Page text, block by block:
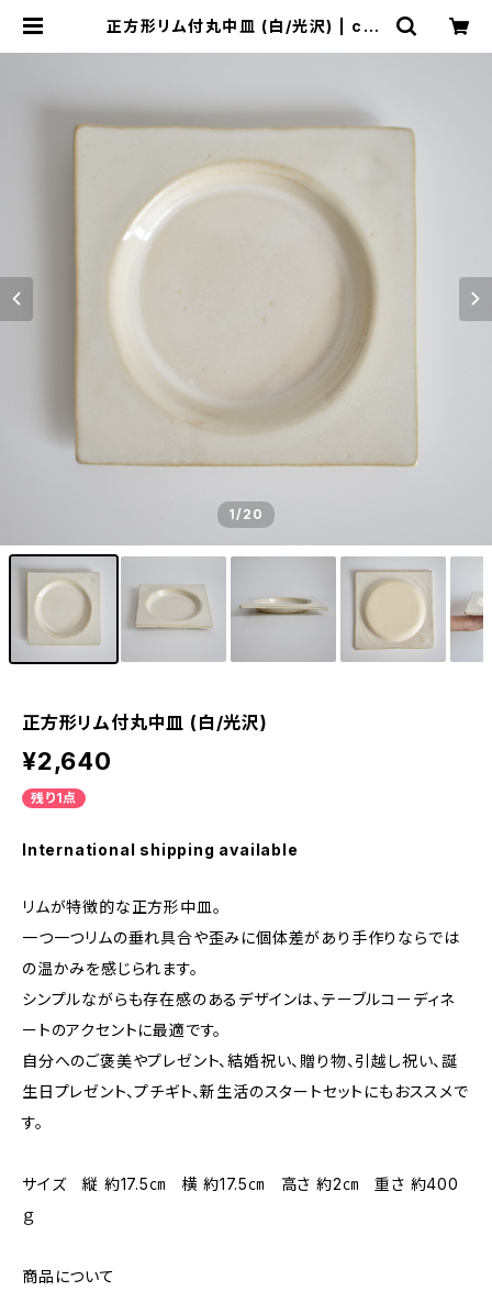
正方形リム付丸中皿 (白/光沢) | che
1/20
正方形リム付丸中皿 (白/光沢)
¥2,640
残り1点
International shipping available
リムが特徴的な正方形中皿。
一つ一つリムの垂れ具合や歪みに個体差があり手作りならでは
の温かみを感じられます。
シンプルながらも存在感のあるデザインは、テーブルコーディネ
ートのアクセントに最適です。
自分へのご褒美やプレゼント、結婚祝い、贈り物、引越し祝い、誕
生日プレゼント、プチギト、新生活のスタートセットにもおススメで
す。
サイズ 縦 約17.5㎝ 横 約17.5㎝ 高さ 約2㎝ 重さ 約400
ｇ
商品について